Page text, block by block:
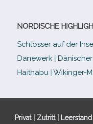
NORDISCHE
Schlösser auf der
Danewerk |
Haithabu | Wikinger-
Privat | Zutritt | Leerstand